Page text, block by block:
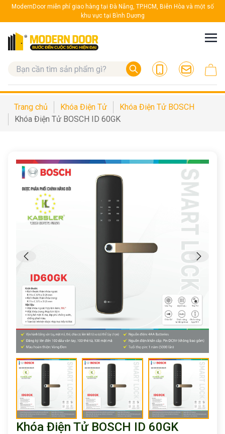
ModernDoor miễn phí giao hàng tại Đà Nẵng, TP.HCM, Biên Hòa và một số
khu vực tại Bình Dương
Trang chủ Khóa Điện Tử
Khóa Điện Tử BOSCH
Khóa Điện Tử BOSCH ID 60GK
Khóa Điện Tử BOSCH ID 60GK